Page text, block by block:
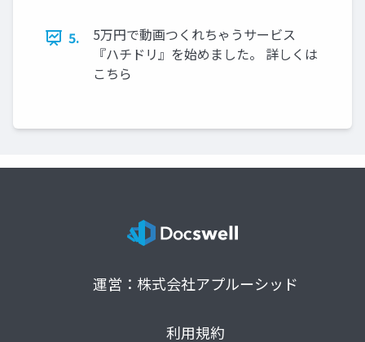
5.
5万円で動画つくれちゃうサービス
『ハチドリ』を始めました。 詳しくは
こちら
運営：株式会社アプルーシッド
利用規約